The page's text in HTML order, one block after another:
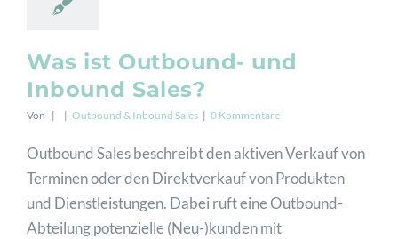
Was ist Outbound- und
Inbound Sales?
Von | | Outbound & Inbound Sales | 0 Kommentare
Outbound Sales beschreibt den aktiven Verkauf von
Terminen oder den Direktverkauf von Produkten
und Dienstleistungen. Dabei ruft eine Outbound-
Abteilung potenzielle (Neu-)kunden mit